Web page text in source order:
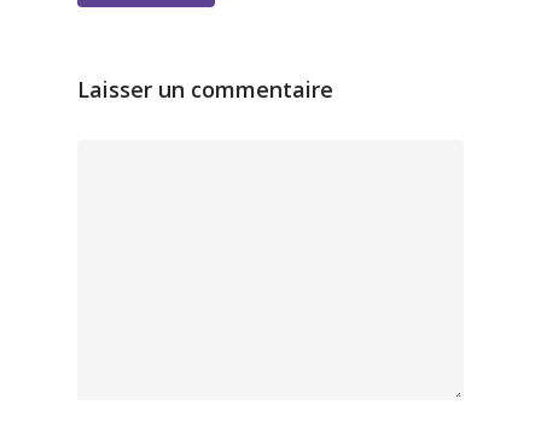
Laisser un commentaire